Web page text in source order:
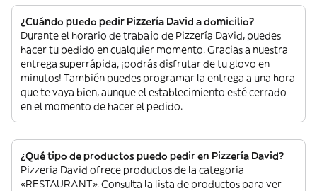
¿Cuándo puedo pedir Pizzería David a domicilio?
Durante el horario de trabajo de Pizzería David, puedes
hacer tu pedido en cualquier momento. Gracias a nuestra
entrega superrápida, ¡podrás disfrutar de tu glovo en
minutos! También puedes programar la entrega a una hora
que te vaya bien, aunque el establecimiento esté cerrado
en el momento de hacer el pedido.
¿Qué tipo de productos puedo pedir en Pizzería David?
Pizzería David ofrece productos de la categoría
«RESTAURANT». Consulta la lista de productos para ver